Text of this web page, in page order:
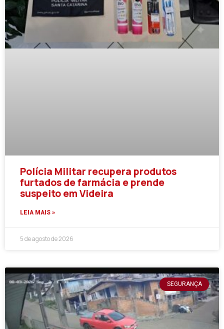
Polícia Militar recupera produtos
furtados de farmácia e prende
suspeito em Videira
LEIA MAIS »
5 de agosto de 2026
SEGURANÇA